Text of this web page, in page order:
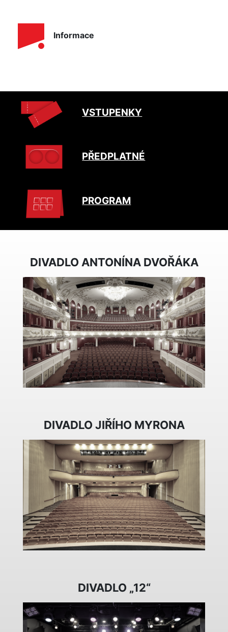
Informace
VSTUPENKY
PŘEDPLATNÉ
PROGRAM
DIVADLO ANTONÍNA DVOŘÁKA
DIVADLO JIŘÍHO MYRONA
DIVADLO „12“